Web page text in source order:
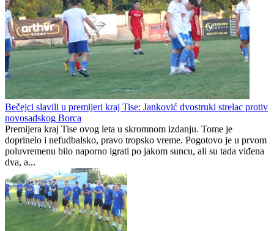
Bečejci slavili u premijeri kraj Tise: Janković dvostruki strelac protiv
novosadskog Borca
Premijera kraj Tise ovog leta u skromnom izdanju. Tome je
doprinelo i nefudbalsko, pravo tropsko vreme. Pogotovo je u prvom
poluvremenu bilo naporno igrati po jakom suncu, ali su tada viđena
dva, a...